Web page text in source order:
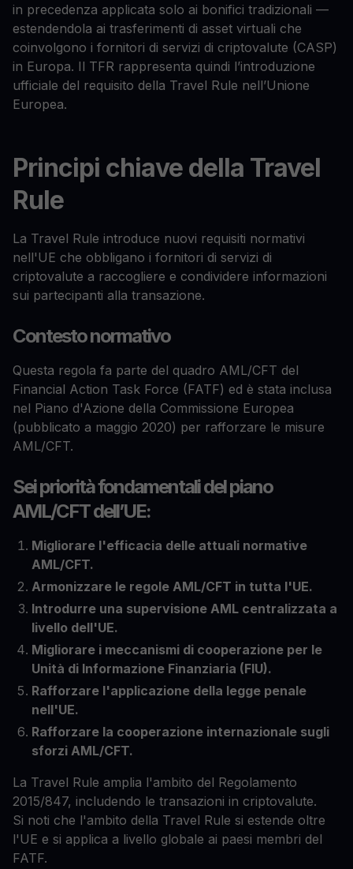
in precedenza applicata solo ai bonifici tradizionali —
estendendola ai trasferimenti di asset virtuali che
coinvolgono i fornitori di servizi di criptovalute (CASP)
in Europa. Il TFR rappresenta quindi l’introduzione
ufficiale del requisito della Travel Rule nell’Unione
Europea.
Principi chiave della Travel
Rule
La Travel Rule introduce nuovi requisiti normativi
nell'UE che obbligano i fornitori di servizi di
criptovalute a raccogliere e condividere informazioni
sui partecipanti alla transazione.
Contesto normativo
Questa regola fa parte del quadro AML/CFT del
Financial Action Task Force (FATF) ed è stata inclusa
nel Piano d'Azione della Commissione Europea
(pubblicato a maggio 2020) per rafforzare le misure
AML/CFT.
Sei priorità fondamentali del piano
AML/CFT dell’UE:
Migliorare l'efficacia delle attuali normative
AML/CFT.
Armonizzare le regole AML/CFT in tutta l'UE.
Introdurre una supervisione AML centralizzata a
livello dell'UE.
Migliorare i meccanismi di cooperazione per le
Unità di Informazione Finanziaria (FIU).
Rafforzare l'applicazione della legge penale
nell'UE.
Rafforzare la cooperazione internazionale sugli
sforzi AML/CFT.
La Travel Rule amplia l'ambito del Regolamento
2015/847, includendo le transazioni in criptovalute.
Si noti che l'ambito della Travel Rule si estende oltre
l'UE e si applica a livello globale ai paesi membri del
FATF.